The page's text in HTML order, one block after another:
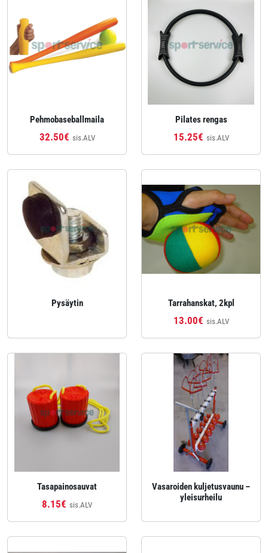
Pehmobaseballmaila
32.50€ sis.ALV
Pilates rengas
15.25€ sis.ALV
Pysäytin Tarrahanskat, 2kpl
13.00€ sis.ALV
Tasapainosauvat
8.15€ sis.ALV
Vasaroiden kuljetusvaunu –
yleisurheilu